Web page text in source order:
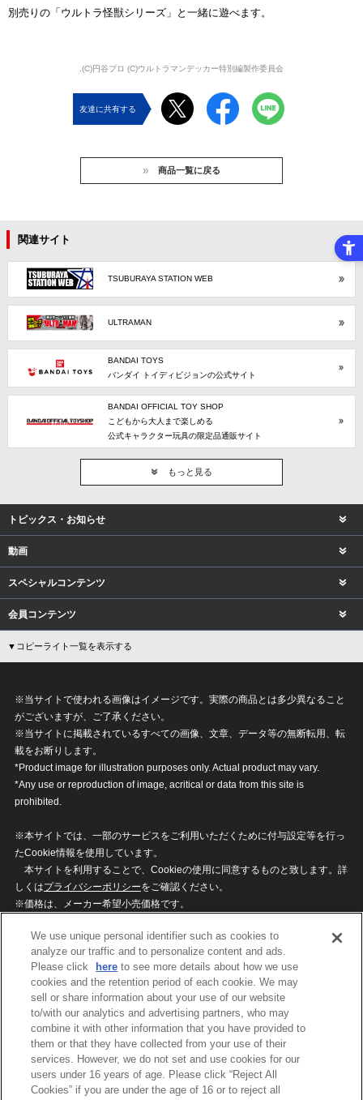
別売りの「ウルトラ怪獣シリーズ」と一緒に遊べます。
,(C)円谷プロ (C)ウルトラマンデッカー特別編製作委員会
友達に共有する
商品一覧に戻る
関連サイト
TSUBURAYA STATION WEB
ULTRAMAN
BANDAI TOYS
バンダイ トイディビジョンの公式サイト
BANDAI OFFICIAL TOY SHOP
こどもから大人まで楽しめる
公式キャラクター玩具の限定品通販サイト
もっと見る
トピックス・お知らせ
動画
スペシャルコンテンツ
会員コンテンツ
▼コピーライト一覧を表示する
※当サイトで使われる画像はイメージです。実際の商品とは多少異なること
がございますが、ご了承ください。
※当サイトに掲載されているすべての画像、文章、データ等の無断転用、転
載をお断りします。
*Product image for illustration purposes only. Actual product may vary.
*Any use or reproduction of image, acritical or data from this site is
prohibited.
※本サイトでは、一部のサービスをご利用いただくために付与設定等を行っ
たCookie情報を使用しています。
本サイトを利用することで、Cookieの使用に同意するものと致します。詳
しくはプライバシーポリシーをご確認ください。
※価格は、メーカー希望小売価格です。
ざいますのでご了承ください。
privacypolicy
Do Not Sell or Share My
Personal Information
ウェブサイトご利用条件
ソーシャルメディアポリシー
個人情報保護方針
お問い合わせ
©BANDAI
We use unique personal identifier such as cookies to
analyze our traffic and to personalize content and ads.
Please click
here to see more details about how we use
cookies and the retention period of each cookie. We may
sell or share information about your use of our website
to/with our analytics and advertising partners, who may
combine it with other information that you have provided to
them or that they have collected from your use of their
services. However, we do not set and use cookies for our
users under 16 years of age. Please click “Reject All
Cookies” if you are under the age of 16 or to reject all